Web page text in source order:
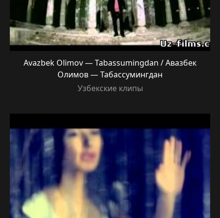
Avazbek Olimov — Tabassumingdan / Авазбек
Олимов — Табассумингдан
Узбекские клипы